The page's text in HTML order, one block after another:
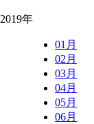
2019年
01月
02月
03月
04月
05月
06月